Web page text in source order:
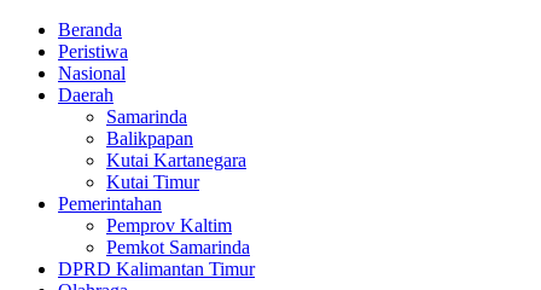
Beranda
Peristiwa
Nasional
Daerah
Samarinda
Balikpapan
Kutai Kartanegara
Kutai Timur
Pemerintahan
Pemprov Kaltim
Pemkot Samarinda
DPRD Kalimantan Timur